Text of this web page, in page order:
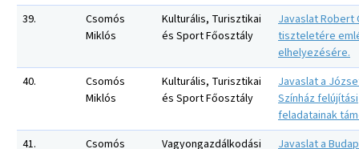
39.
Csomós
Miklós
Kulturális, Turisztikai
és Sport Főosztály
Javaslat Robert
tiszteletére
elhelyezésére.
40.
Csomós
Miklós
Kulturális, Turisztikai
és Sport Főosztály
Javaslat a
Színház felújítási
feladatainak
41.
Csomós
Vagyongazdálkodási
Javaslat a